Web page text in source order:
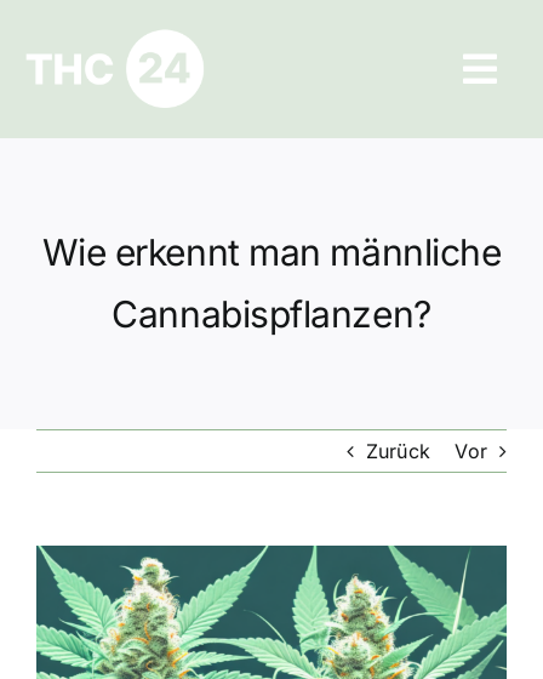
springen
Ratgeber
Datenschutz
Wie erkennt man männliche
Cannabispflanzen?
Zurück Vor
Zeige
grösseres
Bild